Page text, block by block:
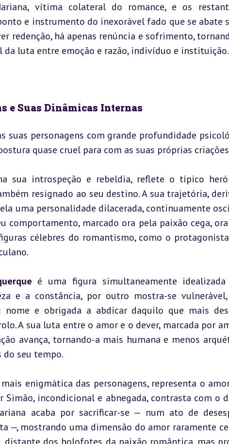
vítima colateral do romance, e os
e instrumento do inexorável fado que se abate
redenção, há apenas renúncia e sofrimento,
luta entre emoção e razão, indivíduo e instituição.
e Suas Dinâmicas Internas
suas personagens com grande profundidade
quase cruel para com as suas próprias
sua introspeção e rebeldia, reflete o típico
resignado ao seu destino. A sua trajetória,
uma personalidade dilacerada, continuamente
comportamento, marcado ora pela paixão cega,
célebres do romantismo, como o
é uma figura simultaneamente
e a constância, por outro mostra-se
nome e obrigada a abdicar daquilo que mais
A sua luta entre o amor e o dever, marcada por
avança, tornando-a mais humana e menos
do seu tempo.
enigmática das personagens, representa o
Simão, incondicional e abnegada, contrasta com o
acaba por sacrificar-se — num ato de
—, mostrando uma dimensão do amor raramente